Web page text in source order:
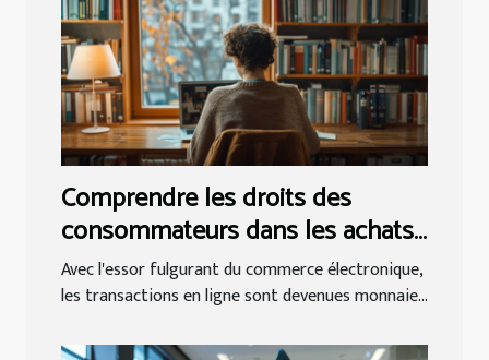
Comprendre les droits des
consommateurs dans les achats
en ligne
Avec l'essor fulgurant du commerce électronique,
les transactions en ligne sont devenues monnaie...